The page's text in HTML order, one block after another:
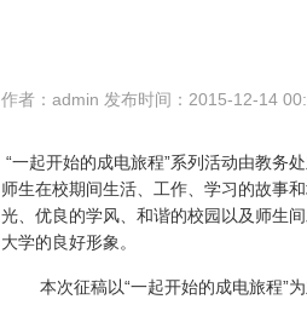
作者：admin 发布时间：2015-12-14
“一起开始的成电旅程”系列活动由教务
师生在校期间生活、工作、学习的故事
光、优良的学风、和谐的校园以及师生
大学的良好形象。
本次征稿以“一起开始的成电旅程”为